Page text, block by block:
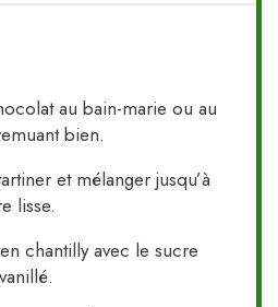
au bain-marie ou au
bien.
et mélanger jusqu’à
lisse.
chantilly avec le sucre